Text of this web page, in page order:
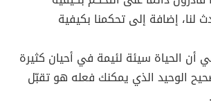
لنا، إضافة إلى تحكمنا بكيفية
أن الحياة سيئة لئيمة في أحيان كثيرة
الوحيد الذي يمكنك فعله هو تقبّل